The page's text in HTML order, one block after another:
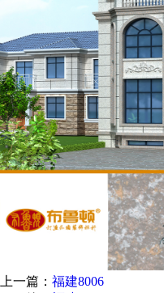
上一篇： 福建8006